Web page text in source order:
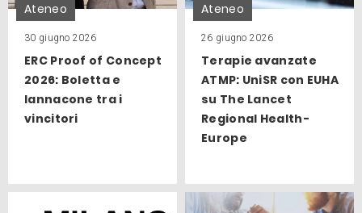
Ateneo
30 giugno 2026
ERC Proof of Concept
2026: Boletta e
Iannacone tra i
vincitori
Ateneo
26 giugno 2026
Terapie avanzate
ATMP: UniSR con EUHA
su The Lancet
Regional Health-
Europe